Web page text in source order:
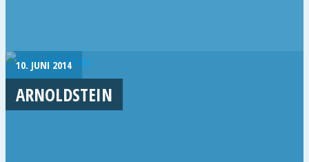
10. JUNI 2014
ARNOLDSTEIN